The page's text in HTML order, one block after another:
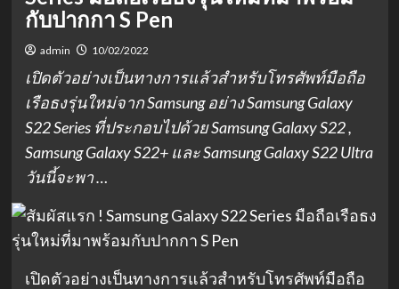
กับปากกา S Pen
admin 10/02/2022
เปิดตัวอย่างเป็นทางการแล้วสำหรับโทรศัพท์มือถือ
เรือธงรุ่นใหม่จาก Samsung อย่าง Samsung Galaxy
S22 Series ที่ประกอบไปด้วย Samsung Galaxy S22 ,
Samsung Galaxy S22+ และ Samsung Galaxy S22 Ultra
วันนี้จะพา …
เปิดตัวอย่างเป็นทางการแล้วสำหรับโทรศัพท์มือถือ